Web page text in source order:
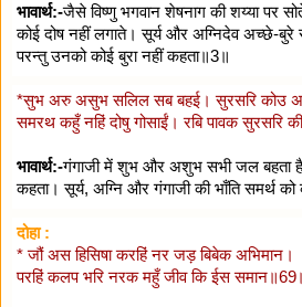
भावार्थ:-जैसे विष्णु भगवान शेषनाग की शय्या पर
कोई दोष नहीं लगाते। सूर्य और अग्निदेव अच्छे-बुरे
परन्तु उनको कोई बुरा नहीं कहता॥3॥
*सुभ अरु असुभ सलिल सब बहई। सुरसरि कोउ
समरथ कहुँ नहिं दोषु गोसाईं। रबि पावक सुरसरि
भावार्थ:-गंगाजी में शुभ और अशुभ सभी जल बहता
कहता। सूर्य, अग्नि और गंगाजी की भाँति समर्थ
दोहा :
* जौं अस हिसिषा करहिं नर जड़ बिबेक अभिमान।
परहिं कलप भरि नरक महुँ जीव कि ईस